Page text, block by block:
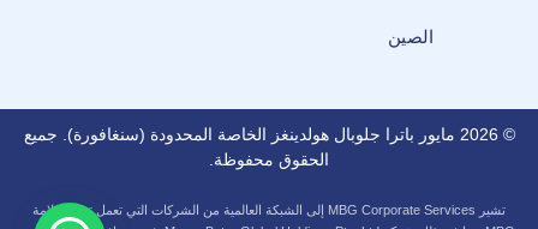
الصين
© 2026 مايور باترا جلوبال هولدينغز الخاصة المحدودة (سنغافورة). جميع
الحقوق محفوظة.
تشير MBG Corporate Services إلى الشبكة العالمية من الشركات التي تعمل تحت علامة